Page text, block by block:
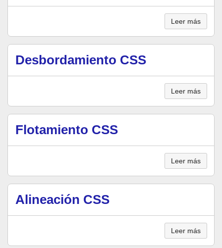
Leer más
Desbordamiento CSS
Leer más
Flotamiento CSS
Leer más
Alineación CSS
Leer más